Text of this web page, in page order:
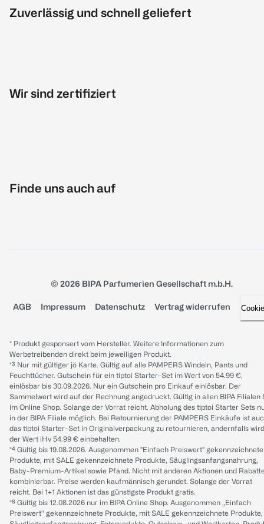
Zuverlässig und schnell geliefert
Wir sind zertifiziert
Finde uns auch auf
© 2026 BIPA Parfumerien Gesellschaft m.b.H.
AGB Impressum Datenschutz Vertrag widerrufen
* Produkt gesponsert vom Hersteller. Weitere Informationen zum
Werbetreibenden direkt beim jeweiligen Produkt.
*³ Nur mit gültiger jö Karte. Gültig auf alle PAMPERS Windeln, Pants und
Feuchttücher. Gutschein für ein tiptoi Starter-Set im Wert von 54.99 €,
einlösbar bis 30.09.2026. Nur ein Gutschein pro Einkauf einlösbar. Der
Sammelwert wird auf der Rechnung angedruckt. Gültig in allen BIPA Filialen
im Online Shop. Solange der Vorrat reicht. Abholung des tiptoi Starter Sets
in der BIPA Filiale möglich. Bei Retournierung der PAMPERS Einkäufe ist
das tiptoi Starter-Set in Originalverpackung zu retournieren, andernfalls wird
der Wert iHv 54.99 € einbehalten.
*⁴ Gültig bis 19.08.2026. Ausgenommen "Einfach Preiswert" gekennzeichnete
Produkte, mit SALE gekennzeichnete Produkte, Säuglingsanfangsnahrung,
Baby-Premium-Artikel sowie Pfand. Nicht mit anderen Aktionen und
kombinierbar. Preise werden kaufmännisch gerundet. Solange der Vorrat
reicht. Bei 1+1 Aktionen ist das günstigste Produkt gratis.
*⁸ Gültig bis 12.08.2026 nur im BIPA Online Shop. Ausgenommen „Einfach
Preiswert“ gekennzeichnete Produkte, mit SALE gekennzeichnete Produkte,